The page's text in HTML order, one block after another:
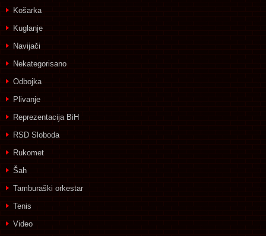
Košarka
Kuglanje
Navijači
Nekategorisano
Odbojka
Plivanje
Reprezentacija BiH
RSD Sloboda
Rukomet
Šah
Tamburaški orkestar
Tenis
Video